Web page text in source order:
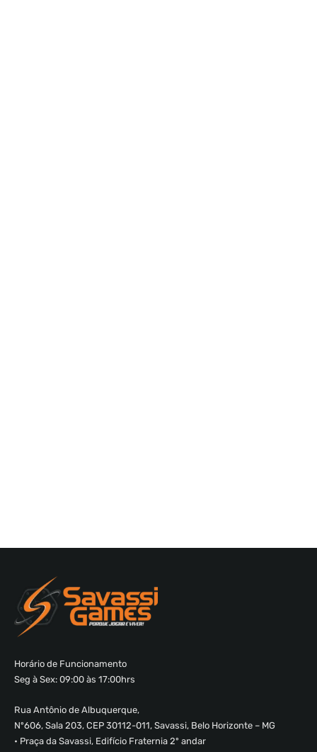
Horário de Funcionamento
Seg à Sex: 09:00 às 17:00hrs
Rua Antônio de Albuquerque,
Nº606, Sala 203, CEP 30112-011, Savassi, Belo Horizonte – MG
• Praça da Savassi, Edifício Fraternia 2º andar